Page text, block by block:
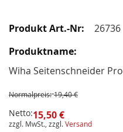
Produkte
Artikel
26736
Wiha Seitenschneider
Normalpreis: 19,40 €
Netto:15,50 €
zzgl. MwSt., zzgl.Versand